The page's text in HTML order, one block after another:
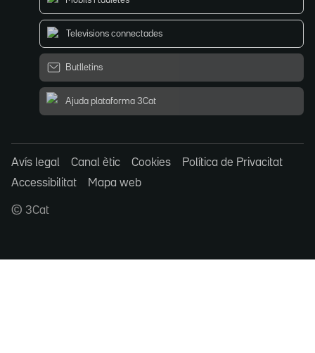
Televisions connectades
Butlletins
Ajuda plataforma 3Cat
Avís legal Canal ètic Cookies
Política de Privacitat
Accessibilitat
Mapa web
© 3Cat